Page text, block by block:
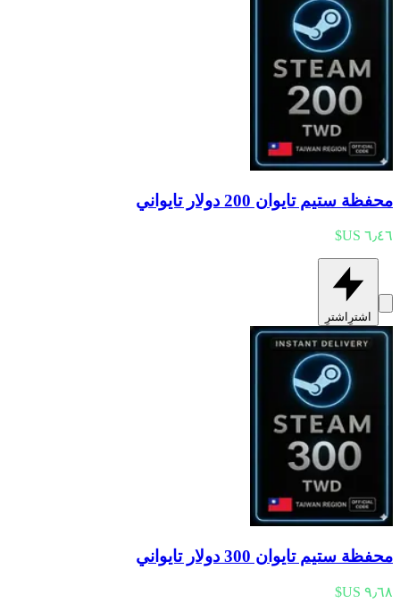
محفظة ستيم تايوان 200 دولار تايواني
اشترِ اشترِ
محفظة ستيم تايوان 300 دولار تايواني